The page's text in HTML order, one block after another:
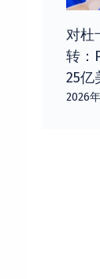
对杜
转：
25亿
2026